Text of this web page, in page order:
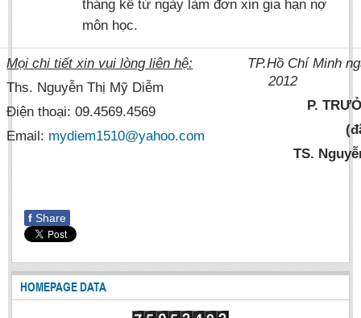
tháng kể từ ngày làm đơn xin gia hạn nợ
môn học.
Mọi chi tiết xin vui lòng liên hệ:
Ths. Nguyễn Thị Mỹ Diễm
Điện thoại: 09.4569.4569
Email: mydiem1510@yahoo.com
TP.Hồ Chí Minh
2012
P.
TS.
f Share
HOMEPAGE DATA